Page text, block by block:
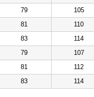
79
105
81
110
83
114
79
107
81
112
83 114